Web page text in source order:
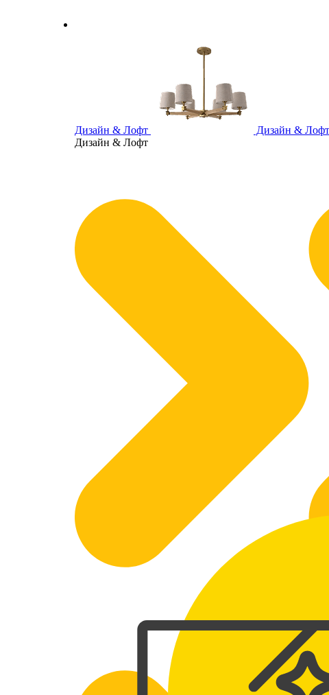
Дизайн & Лофт
Дизайн & Лофт
Дизайн & Лофт